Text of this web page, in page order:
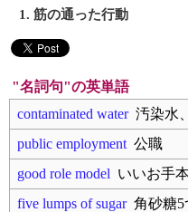
1. 筋の通った行動
"名詞句"の英単語
contaminated water汚染水
public employment 公職
good role model いいお手
five lumps of sugar角砂糖5